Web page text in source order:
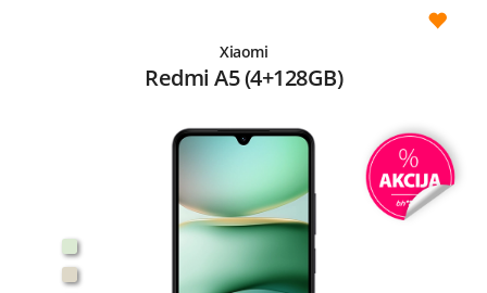
Xiaomi
Redmi A5 (4+128GB)